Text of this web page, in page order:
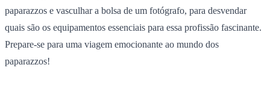
paparazzos e vasculhar a bolsa de um fotógrafo, para desvendar
quais são os equipamentos essenciais para essa profissão fascinante.
Prepare-se para uma viagem emocionante ao mundo dos
paparazzos!